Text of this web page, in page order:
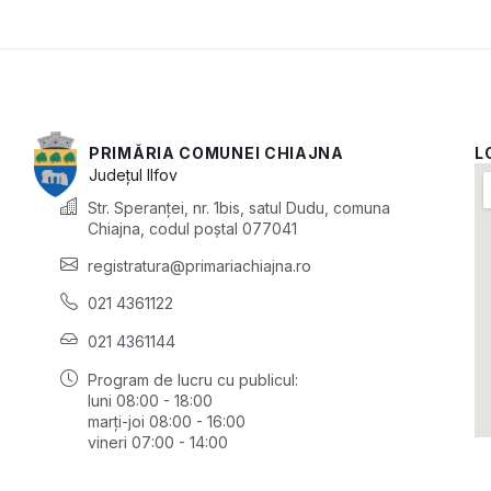
PRIMĂRIA COMUNEI CHIAJNA
JudețulIlfov
Str. Speranței, nr. 1bis, satul Dudu, comuna
Chiajna, codul poștal 077041
registratura@primariachiajna.ro
021 4361122
021 4361144
Program de lucru cu publicul:
luni 08:00 - 18:00
marți-joi 08:00 - 16:00
vineri 07:00 - 14:00